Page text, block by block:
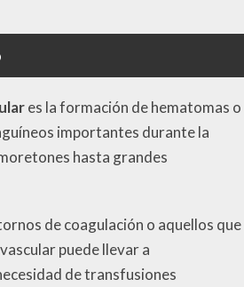
es la formación de hematomas o
importantes durante la
hasta grandes
de coagulación o aquellos que
puede llevar a
de transfusiones